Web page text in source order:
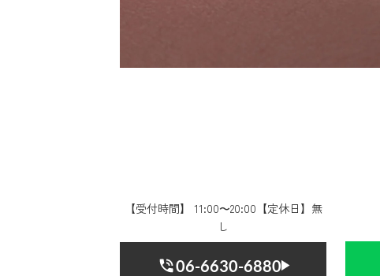
【受付時間】 11:00〜20:00【定休日】無
し
06-6630-6880